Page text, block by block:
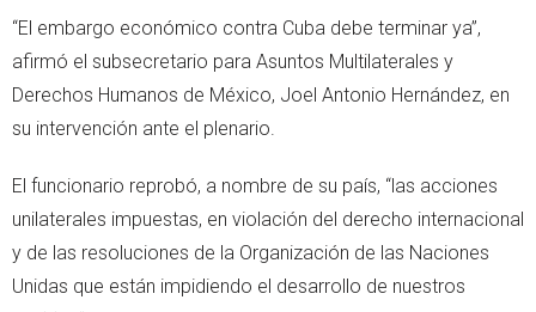
“El embargo económico contra Cuba debe terminar ya”,
afirmó el subsecretario para Asuntos Multilaterales y
Derechos Humanos de México, Joel Antonio Hernández, en
su intervención ante el plenario.
El funcionario reprobó, a nombre de su país, “las acciones
unilaterales impuestas, en violación del derecho internacional
y de las resoluciones de la Organización de las Naciones
Unidas que están impidiendo el desarrollo de nuestros